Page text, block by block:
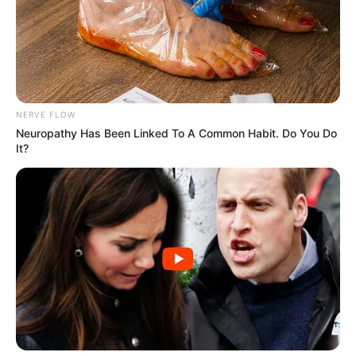
permitia ter um computador em casa.
-ad4
NERVE FLOW
Neuropathy Has Been Linked To A Common Habit. Do You Do
It?